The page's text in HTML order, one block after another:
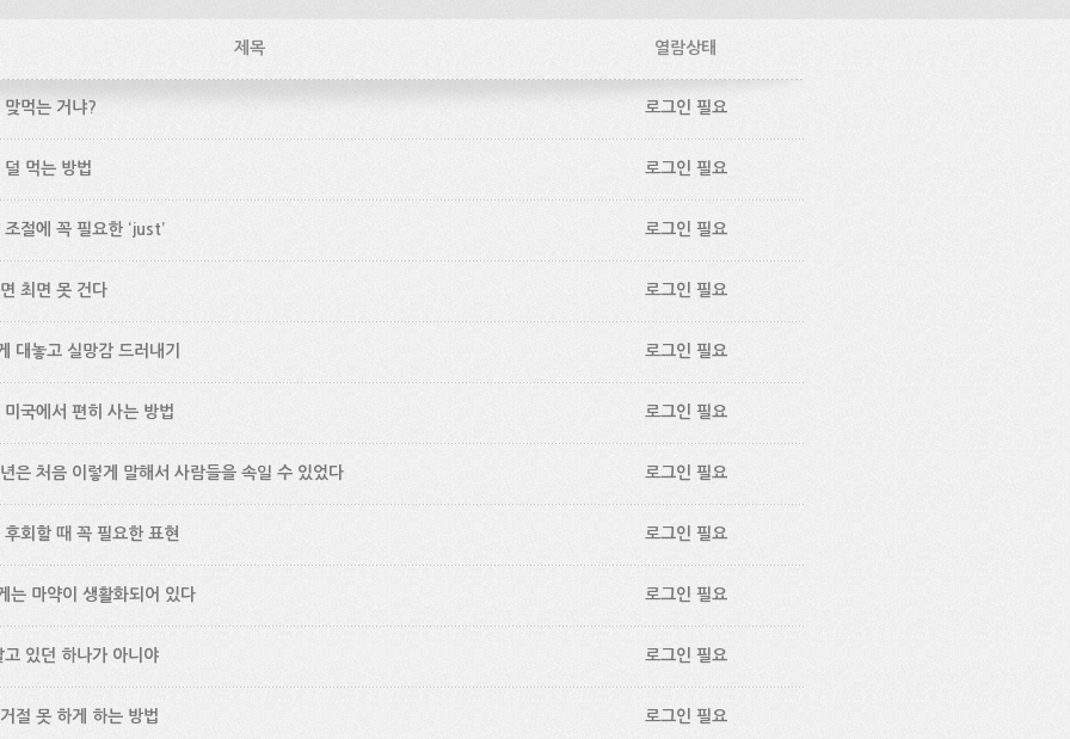
제목 열람상태
맞먹는 거냐? 로그인 필요
덜 먹는 방법 로그인 필요
절에 꼭 필요한 ‘just’ 로그인 필요
최면 못 건다 로그인 필요
대놓고 실망감 드러내기 로그인 필요
미국에서 편히 사는 방법 로그인 필요
은 처음 이렇게 말해서 사람들을 속일 수 있었다 로그인 필요
후회할 때 꼭 필요한 표현 로그인 필요
는 마약이 생활화되어 있다 로그인 필요
고 있던 하나가 아니야 로그인 필요
절 못 하게 하는 방법 로그인 필요